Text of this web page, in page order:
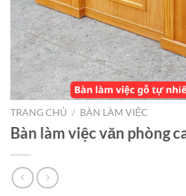
TRANG CHỦ / BÀN LÀM VIỆC
Bàn làm việc văn phòng